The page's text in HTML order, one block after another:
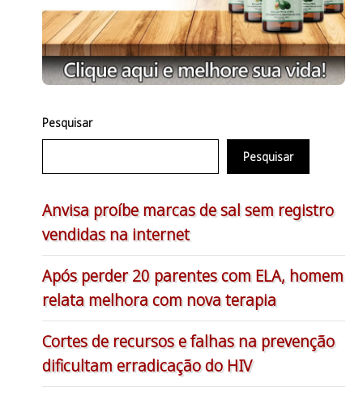
Pesquisar
Pesquisar
Anvisa proíbe marcas de sal sem registro
vendidas na internet
Após perder 20 parentes com ELA, homem
relata melhora com nova terapia
Cortes de recursos e falhas na prevenção
dificultam erradicação do HIV